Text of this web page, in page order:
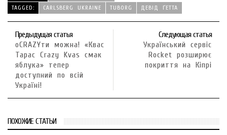
TAGGED:
CARLSBERG UKRAINE TUBORG ДЕВІД ҐЕТТА
Предыдущая статья
оCRAZYти можна! «Квас
Тарас Crazy Kvas смак
яблука» тепер
доступний по всій
Україні!
Следующая статья
Український сервіс
Rocket розширює
покриття на Кіпрі
ПОХОЖИЕ СТАТЬИ